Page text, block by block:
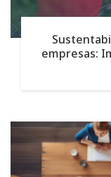
empresas: